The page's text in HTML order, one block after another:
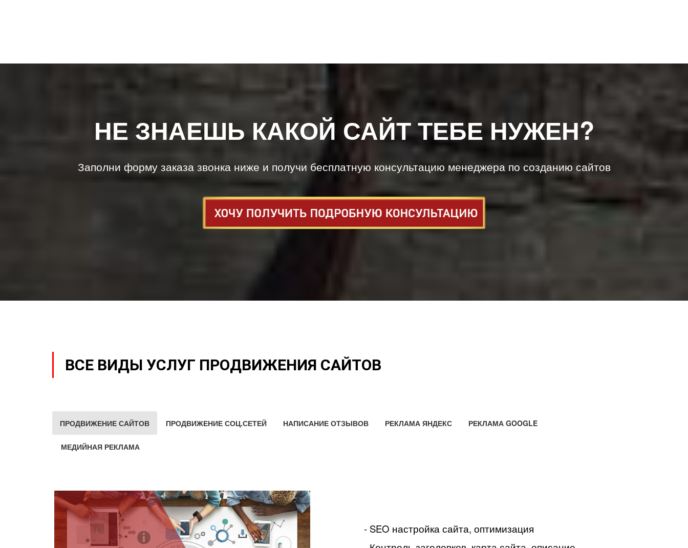
НЕ ЗНАЕШЬ КАКОЙ САЙТ ТЕБЕ НУЖЕН?
Заполни форму заказа звонка ниже и получи бесплатную консультацию менеджера по созданию сайтов
ВСЕ ВИДЫ УСЛУГ ПРОДВИЖЕНИЯ САЙТОВ
ПРОДВИЖЕНИЕ САЙТОВ ПРОДВИЖЕНИЕ СОЦ.СЕТЕЙ НАПИСАНИЕ ОТЗЫВОВ РЕКЛАМА ЯНДЕКС РЕКЛАМА GOOGLE
МЕДИЙНАЯ РЕКЛАМА
- SEO настройка сайта, оптимизация